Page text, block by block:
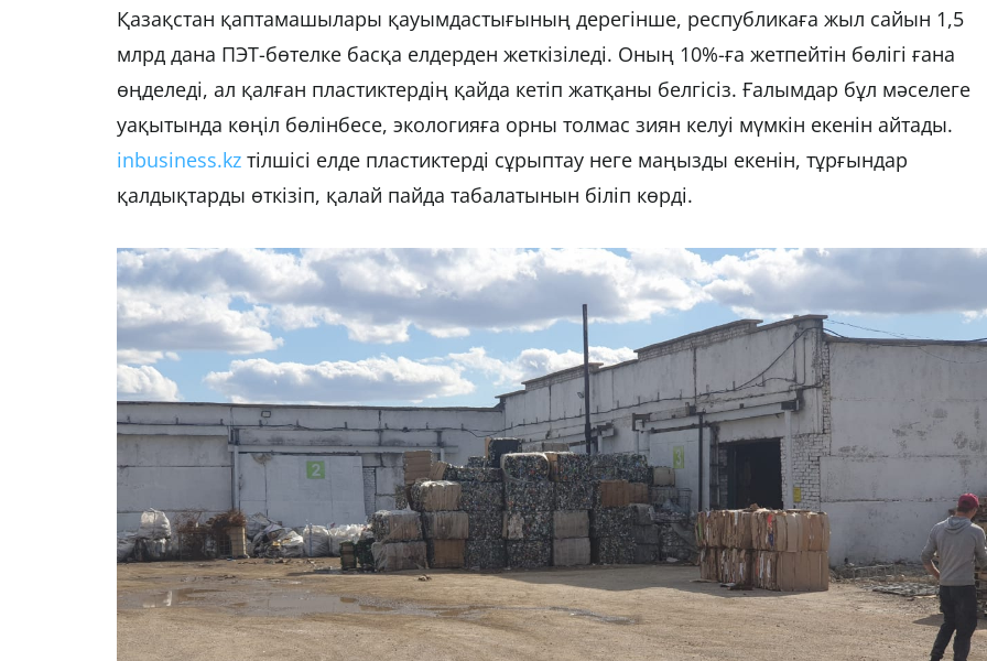
Қазақстан қаптамашылары қауымдастығының дерегінше, республикаға жыл сайын 1,5
млрд дана ПЭТ-бөтелке басқа елдерден жеткізіледі. Оның 10%-ға жетпейтін бөлігі ғана
өңделеді, ал қалған пластиктердің қайда кетіп жатқаны белгісіз. Ғалымдар бұл мәселеге
уақытында көңіл бөлінбесе, экологияға орны толмас зиян келуі мүмкін екенін айтады.
inbusiness.kz тілшісі елде пластиктерді сұрыптау неге маңызды екенін, тұрғындар
қалдықтарды өткізіп, қалай пайда табалатынын біліп көрді.